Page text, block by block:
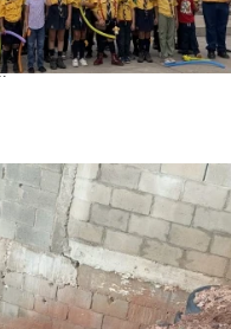
scout en la frontera e